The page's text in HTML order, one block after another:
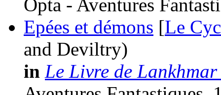
Opta - Aventures
Epées et démons [Le
and Deviltry)
in Le Livre de Lankhmar